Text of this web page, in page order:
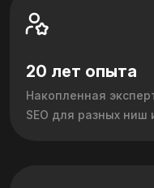
20 лет опыта
Накопленная
SEO для разных ниш